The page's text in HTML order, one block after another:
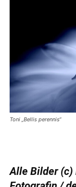
Toni „Bellis perennis“
Alle Bilder